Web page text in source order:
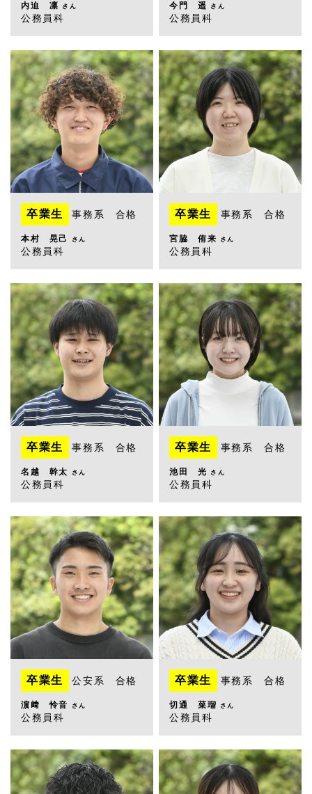
内迫 凛 さん
公務員科
今門 遥 さん
公務員科
卒業生 事務系 合格
本村 晃己 さん
公務員科
卒業生 事務系 合格
宮脇 侑来 さん
公務員科
卒業生 事務系 合格
名越 幹太 さん
公務員科
卒業生 事務系 合格
池田 光 さん
公務員科
卒業生 公安系 合格
濵﨑 怜音 さん
公務員科
卒業生 事務系 合格
切通 菜瑠 さん
公務員科